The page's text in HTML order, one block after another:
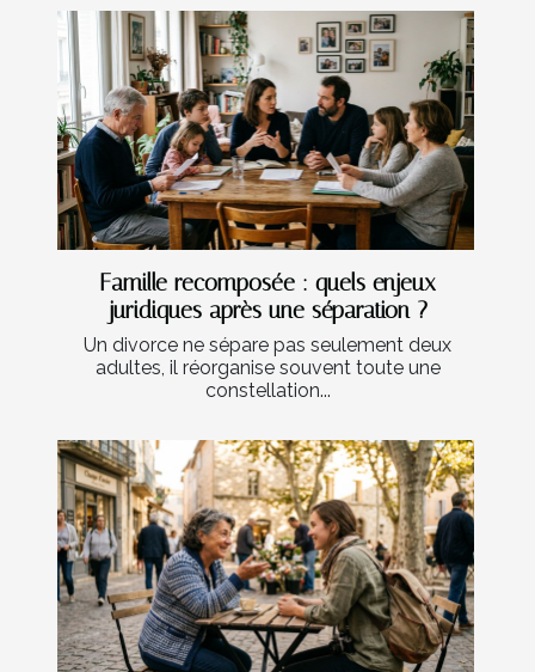
Famille recomposée : quels enjeux
juridiques après une séparation ?
Un divorce ne sépare pas seulement deux
adultes, il réorganise souvent toute une
constellation...